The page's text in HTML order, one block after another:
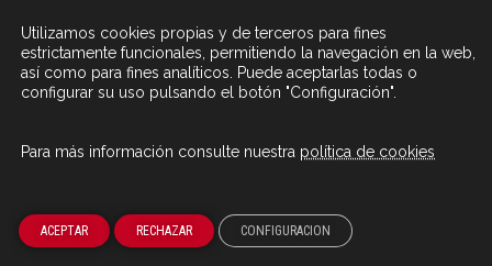
Utilizamos cookies propias y de terceros para fines
estrictamente funcionales, permitiendo la navegación en la web,
así como para fines analíticos. Puede aceptarlas todas o
configurar su uso pulsando el botón "Configuración".
Para más información consulte nuestra política de cookies
ACEPTAR RECHAZAR CONFIGURACION